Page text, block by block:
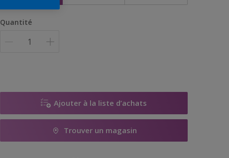
Quantité
Ajouter à la liste d’achats
Trouver un magasin